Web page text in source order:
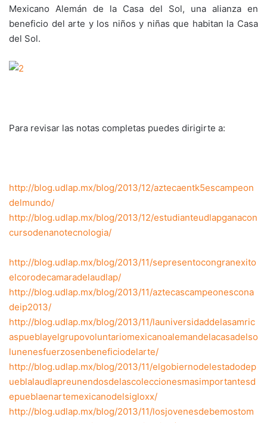
Mexicano Alemán de la Casa del Sol, una alianza en
beneficio del arte y los niños y niñas que habitan la Casa
del Sol.
Para revisar las notas completas puedes dirigirte a:
http://blog.udlap.mx/blog/2013/12/aztecaentk5escampeon
delmundo/
http://blog.udlap.mx/blog/2013/12/estudianteudlapganacon
cursodenanotecnologia/
http://blog.udlap.mx/blog/2013/11/sepresentocongranexito
elcorodecamaradelaudlap/
http://blog.udlap.mx/blog/2013/11/aztecascampeonescona
deip2013/
http://blog.udlap.mx/blog/2013/11/launiversidaddelasamric
aspueblayelgrupovoluntariomexicanoalemandelacasadelso
lunenesfuerzosenbeneficiodelarte/
http://blog.udlap.mx/blog/2013/11/elgobiernodelestadodep
ueblalaudlapreunendosdelascoleccionesmasimportantesd
epueblaenartemexicanodelsigloxx/
http://blog.udlap.mx/blog/2013/11/losjovenesdebemostom